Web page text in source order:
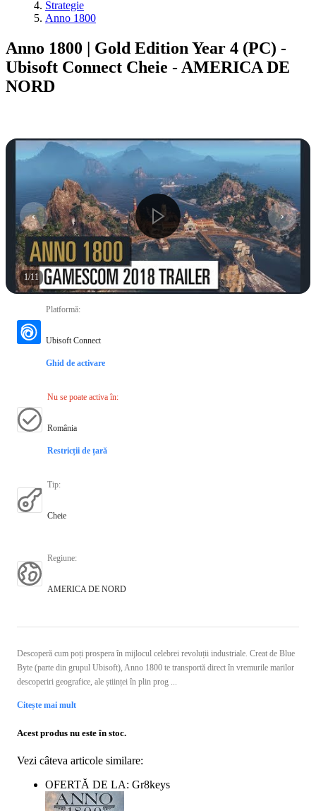
Strategie
Anno 1800
Anno 1800 | Gold Edition Year 4 (PC) -
Ubisoft Connect Cheie - AMERICA DE
NORD
1/11
Platformă:
Ubisoft Connect
Ghid de activare
Nu se poate activa în:
România
Restricții de țară
Tip:
Cheie
Regiune:
AMERICA DE NORD
Descoperă cum poți prospera în mijlocul celebrei revoluții industriale. Creat de Blue
Byte (parte din grupul Ubisoft), Anno 1800 te transportă direct în vremurile marilor
descoperiri geografice, ale științei în plin prog ...
Citește mai mult
Acest produs nu este în stoc.
Vezi câteva articole similare:
OFERTĂ DE LA: Gr8keys